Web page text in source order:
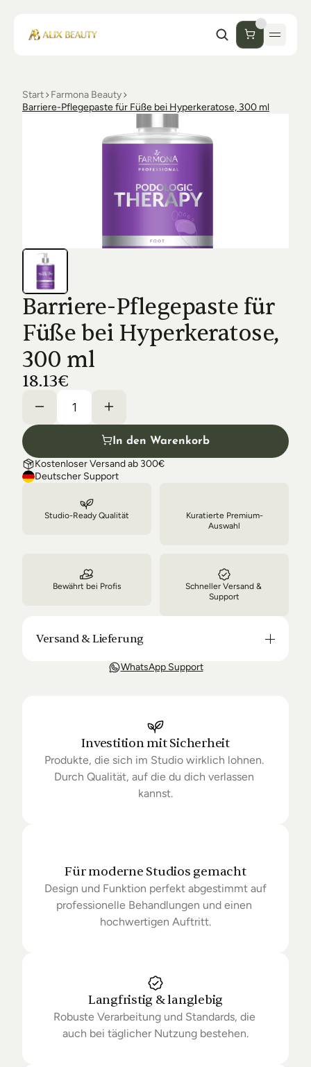
Start
Desinfektion
Ästhetik
Luxmer
FAQs
Orders & Returns
Start
Farmona Beauty
Barriere-Pflegepaste für Füße bei Hyperkeratose, 300 ml
Barriere-Pflegepaste für
Füße bei Hyperkeratose,
300 ml
18.13€
In den Warenkorb
Kostenloser Versand ab 300€
Deutscher Support
Studio-Ready Qualität
Kuratierte Premium-
Auswahl
Bewährt bei Profis
Schneller Versand &
Support
Versand & Lieferung
Unsere Lieferung ist in der Regel in 3-8 Tagen bei
Lieferung unter Umständen um einige Tage
verzögern.
WhatsApp Support
Investition mit Sicherheit
Produkte, die sich im Studio wirklich lohnen.
Durch Qualität, auf die du dich verlassen
kannst.
Für moderne Studios gemacht
Design und Funktion perfekt abgestimmt auf
professionelle Behandlungen und einen
hochwertigen Auftritt.
Langfristig & langlebig
Robuste Verarbeitung und Standards, die
auch bei täglicher Nutzung bestehen.